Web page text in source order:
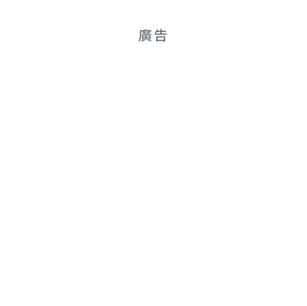
廣告